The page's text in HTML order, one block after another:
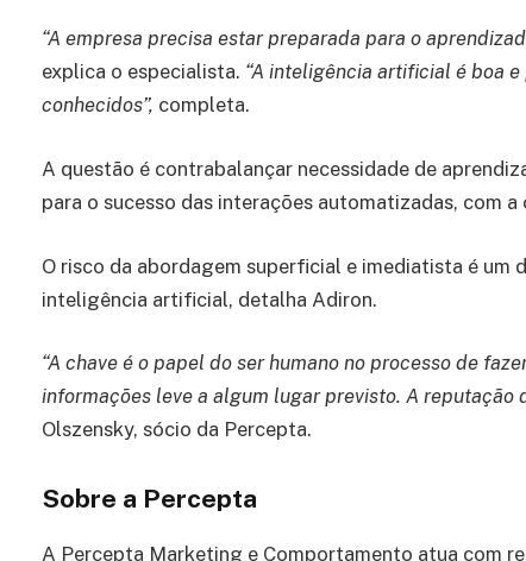
“A empresa precisa estar preparada para o
explica o especialista. “A inteligência artificial é boa
conhecidos”, completa.
A questão é contrabalançar necessidade de
para o sucesso das interações automatizadas, com
O risco da abordagem superficial e imediatista é um
inteligência artificial, detalha Adiron.
“A chave é o papel do ser humano no processo de
informações leve a algum lugar previsto. A reputação
Olszensky, sócio da Percepta.
Sobre a Percepta
A Percepta Marketing e Comportamento atua com